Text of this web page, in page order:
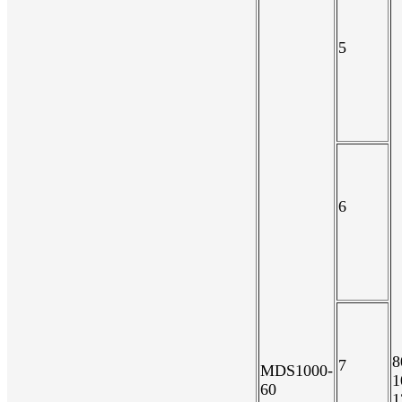
MDS1000-
60
5
6
7